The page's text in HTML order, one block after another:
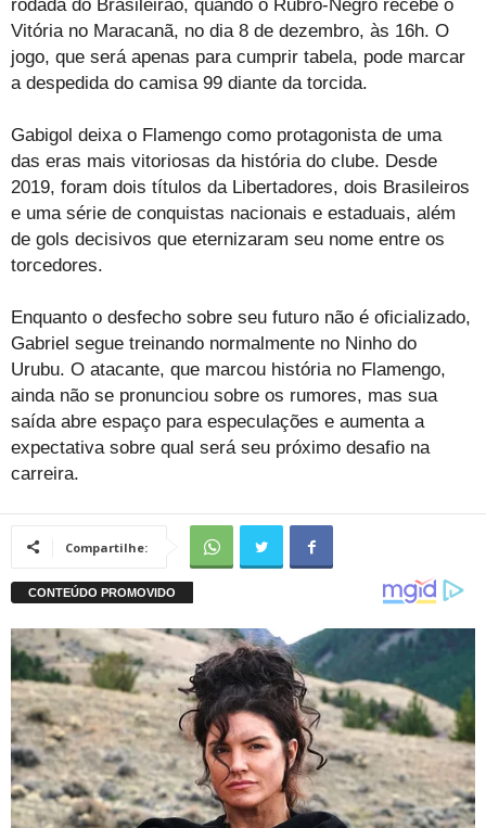
rodada do Brasileirão, quando o Rubro-Negro recebe o
Vitória no Maracanã, no dia 8 de dezembro, às 16h. O
jogo, que será apenas para cumprir tabela, pode marcar
a despedida do camisa 99 diante da torcida.
Gabigol deixa o Flamengo como protagonista de uma
das eras mais vitoriosas da história do clube. Desde
2019, foram dois títulos da Libertadores, dois Brasileiros
e uma série de conquistas nacionais e estaduais, além
de gols decisivos que eternizaram seu nome entre os
torcedores.
Enquanto o desfecho sobre seu futuro não é oficializado,
Gabriel segue treinando normalmente no Ninho do
Urubu. O atacante, que marcou história no Flamengo,
ainda não se pronunciou sobre os rumores, mas sua
saída abre espaço para especulações e aumenta a
expectativa sobre qual será seu próximo desafio na
carreira.
Compartilhe: